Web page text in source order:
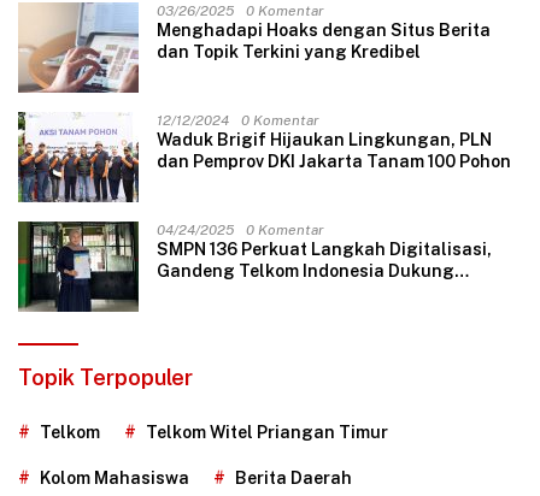
03/26/2025 0 Komentar
Menghadapi Hoaks dengan Situs Berita
dan Topik Terkini yang Kredibel
12/12/2024 0 Komentar
Waduk Brigif Hijaukan Lingkungan, PLN
dan Pemprov DKI Jakarta Tanam 100 Pohon
04/24/2025 0 Komentar
SMPN 136 Perkuat Langkah Digitalisasi,
Gandeng Telkom Indonesia Dukung
Topik Terpopuler
Telkom Telkom Witel Priangan Timur
Kolom Mahasiswa Berita Daerah